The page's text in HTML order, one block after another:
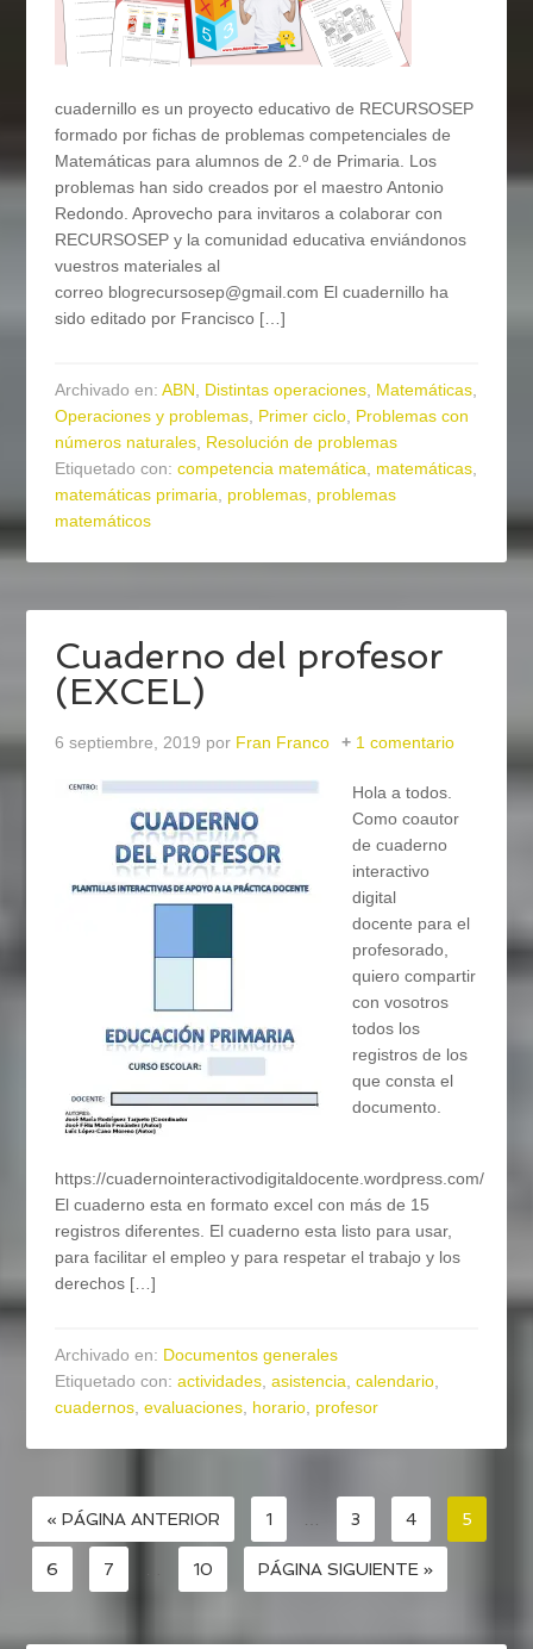
cuadernillo es un proyecto educativo de RECURSOSEP
formado por fichas de problemas competenciales de
Matemáticas para alumnos de 2.º de Primaria. Los
problemas han sido creados por el maestro Antonio
Redondo. Aprovecho para invitaros a colaborar con
RECURSOSEP y la comunidad educativa enviándonos
vuestros materiales al
correo blogrecursosep@gmail.com El cuadernillo ha
sido editado por Francisco […]
Archivado en:ABN, Distintas operaciones, Matemáticas,
Operaciones y problemas, Primer ciclo, Problemas con
números naturales, Resolución de problemas
Etiquetado con:competencia matemática, matemáticas,
matemáticas primaria, problemas, problemas
matemáticos
Cuaderno del profesor
(EXCEL)
6 septiembre, 2019 por Fran Franco 1 comentario
Hola a todos.
Como coautor
de cuaderno
interactivo
digital
docente para el
profesorado,
quiero compartir
con vosotros
todos los
registros de los
que consta el
documento.
https://cuadernointeractivodigitaldocente.wordpress.com/
El cuaderno esta en formato excel con más de 15
registros diferentes. El cuaderno esta listo para usar,
para facilitar el empleo y para respetar el trabajo y los
derechos […]
Archivado en: Documentos generales
Etiquetado con:actividades,asistencia,calendario,
cuadernos,evaluaciones, horario, profesor
« PÁGINA ANTERIOR 1 … 3 4 5
6 7 10 PÁGINA SIGUIENTE »